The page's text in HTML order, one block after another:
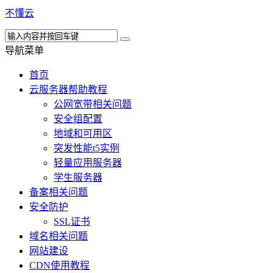
不懂云
导航菜单
首页
云服务器帮助教程
公网宽带相关问题
安全组配置
地域和可用区
突发性能t5实例
轻量应用服务器
学生服务器
备案相关问题
安全防护
SSL证书
域名相关问题
网站建设
CDN使用教程